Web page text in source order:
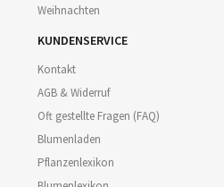
Weihnachten
KUNDENSERVICE
Kontakt
AGB & Widerruf
Oft gestellte Fragen (FAQ)
Blumenladen
Pflanzenlexikon